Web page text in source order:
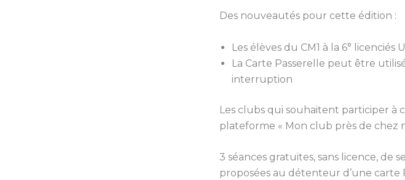
Des nouveautés pour cette édition :
Les élèves du CM1 à la 6°
La Carte Passerelle peut être
interruption
Les clubs qui souhaitent participer à
plateforme « Mon club près de chez
3 séances gratuites, sans licence, de
proposées au détenteur d’une carte